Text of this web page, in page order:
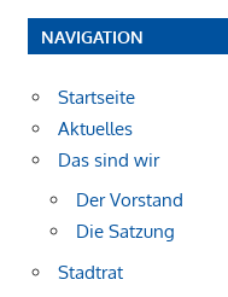
NAVIGATION
Startseite
Aktuelles
Das sind wir
Der Vorstand
Die Satzung
Stadtrat